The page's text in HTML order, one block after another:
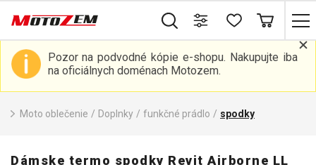
Pozor na podvodné kópie e-shopu. Nakupujte iba
na oficiálnych doménach Motozem.
Moto oblečenie / Doplnky / funkčné prádlo / spodky
Dámske termo spodky Revit Airborne LL